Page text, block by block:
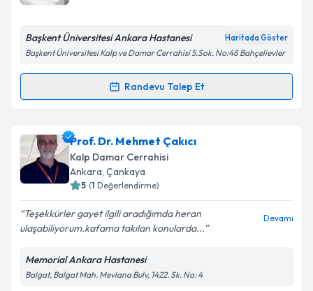
Kişisel verilerimin işlenmesine ilişkin
Metni'ni okudum ve kişisel verilerimin belirtilen
Takvim Talebini Gönder
Başkent Üniversitesi Ankara Hastanesi Haritada Göster
Başkent Üniversitesi Kalp ve Damar Cerrahisi 5.Sok. No:48 Bahçelievler
Randevu Talep Et
Randevu Takvimi Talebi
Prof. Dr. Tankut Akayiçin randevu takvimi talebi
oluşturun. Size bu uzmandan randevu almanız için bir
takvim hazırlandığında e-posta ile bilgilendireceğiz.
Kişisel verilerimin işlenmesine ilişkin
Metni'ni okudum ve kişisel verilerimin belirtilen
Prof. Dr. Mehmet Çakıcı
Kalp Damar Cerrahisi
Ankara, Çankaya
5 (1 Değerlendirme)
Teşekkürler gayet ilgili aradığımda heran
ulaşabiliyorum.kafama takılan konularda...
Devamı
Memorial Ankara Hastanesi
Balgat, Balgat Mah. Mevlana Bulv, 1422. Sk. No: 4